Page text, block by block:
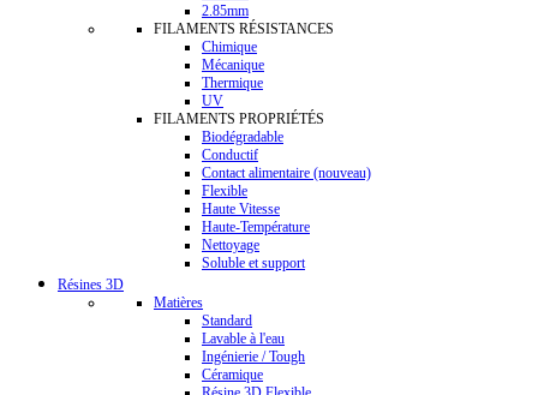
2.85mm
FILAMENTS RÉSISTANCES
Chimique
Mécanique
Thermique
UV
FILAMENTS PROPRIÉTÉS
Biodégradable
Conductif
Contact alimentaire (nouveau)
Flexible
Haute Vitesse
Haute-Température
Nettoyage
Soluble et support
Résines 3D
Matières
Standard
Lavable à l'eau
Ingénierie / Tough
Céramique